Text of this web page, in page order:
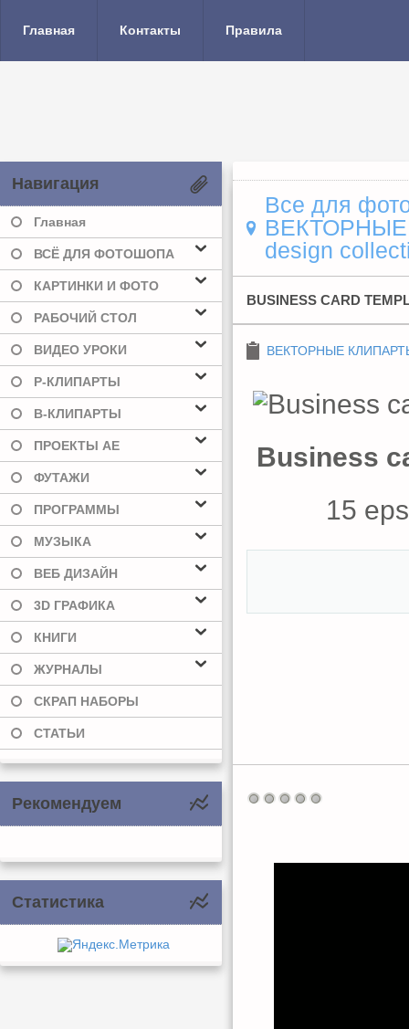
Главная Контакты Правила
Навигация
Главная
ВСЁ ДЛЯ ФОТОШОПА
КАРТИНКИ И ФОТО
РАБОЧИЙ СТОЛ
ВИДЕО УРОКИ
Р-КЛИПАРТЫ
В-КЛИПАРТЫ
ПРОЕКТЫ AE
ФУТАЖИ
ПРОГРАММЫ
МУЗЫКА
ВЕБ ДИЗАЙН
3D ГРАФИКА
КНИГИ
ЖУРНАЛЫ
СКРАП НАБОРЫ
СТАТЬИ
Рекомендуем
Статистика
Все для
design
BUSINESS CARD
ВЕКТОРНЫЕ
Business
15